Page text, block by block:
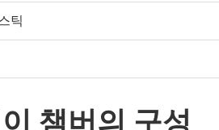
실험실 테스트 챔버
틱
챔버의 구성